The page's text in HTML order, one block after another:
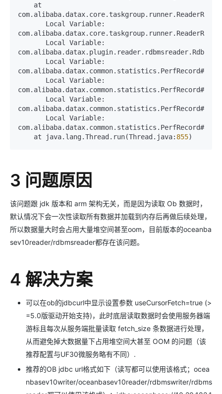
com.alibaba.datax.common.statistics.PerfRecord#
com.alibaba.datax.common.statistics.PerfRecord#
com.alibaba.datax.common.statistics.PerfRecord#
com.alibaba.datax.common.statistics.PerfRecord#
    at java.lang.Thread.run(Thread.java:
855
3 问题原因
该问题跟 jdk 版本和 arm 架构无关，而是因为读取 Ob 数据时，
默认情况下会一次性读取所有数据并加载到内存后再做后续处理，
所以数据量大时会占用大量堆空间甚至oom，目前版本的oceanba
sev10reader/rdbmsreader都存在该问题。
4 解决方案
可以在ob的jdbcurl中显示设置参数 useCursorFetch=true (>
=5.0版驱动开始支持)，此时底层读取数据时会使用服务器端
游标且每次从服务端批量读取 fetch_size 条数据进行处理，
从而避免掉大数据量下占用堆空间大甚至 OOM 的问题（该
推荐配置与UF30微服务略有不同）.
推荐的OB jdbc url格式如下（读写都可以使用该格式；ocea
nbasev10writer/oceanbasev10reader/rdbmswriter/rdbms